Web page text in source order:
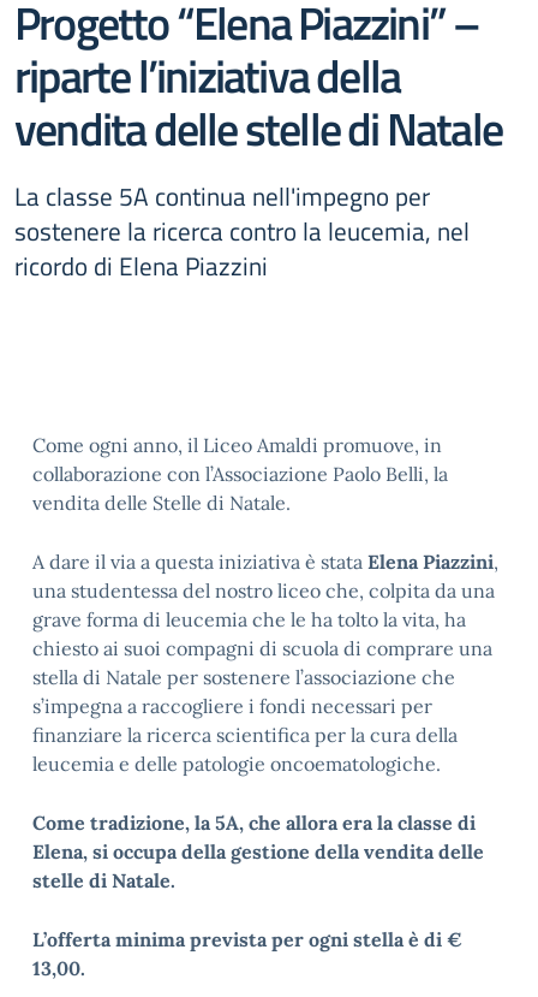
Progetto “Elena Piazzini” –
riparte l’iniziativa della
vendita delle stelle di Natale
La classe 5A continua nell'impegno per
sostenere la ricerca contro la leucemia, nel
ricordo di Elena Piazzini
Come ogni anno, il Liceo Amaldi promuove, in
collaborazione con l’Associazione Paolo Belli, la
vendita delle Stelle di Natale.
A dare il via a questa iniziativa è stata Elena Piazzini,
una studentessa del nostro liceo che, colpita da una
grave forma di leucemia che le ha tolto la vita, ha
chiesto ai suoi compagni di scuola di comprare una
stella di Natale per sostenere l’associazione che
s’impegna a raccogliere i fondi necessari per
finanziare la ricerca scientifica per la cura della
leucemia e delle patologie oncoematologiche.
Come tradizione, la 5A, che allora era la classe di
Elena, si occupa della gestione della vendita delle
stelle di Natale.
L’offerta minima prevista per ogni stella è di €
13,00.